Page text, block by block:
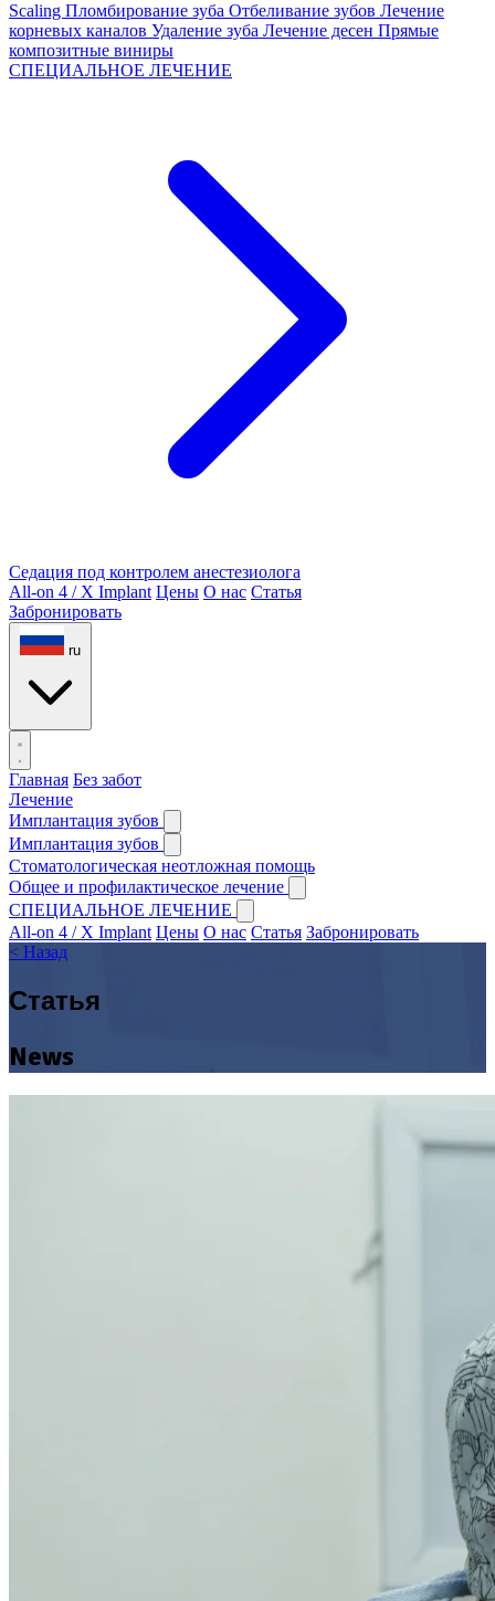
Scaling Пломбирование зуба Отбеливание зубов Лечение
корневых каналов Удаление зуба Лечение десен Прямые
композитные виниры
СПЕЦИАЛЬНОЕ ЛЕЧЕНИЕ
Седация под контролем анестезиолога
All-on 4 / X Implant Цены О нас Статья
Забронировать
ru
Главная Без забот
Лечение
Имплантация зубов
Имплантация зубов
Стоматологическая неотложная помощь
Общее и профилактическое лечение
СПЕЦИАЛЬНОЕ ЛЕЧЕНИЕ
All-on 4 / X Implant Цены О нас Статья Забронировать
< Назад
Статья
News